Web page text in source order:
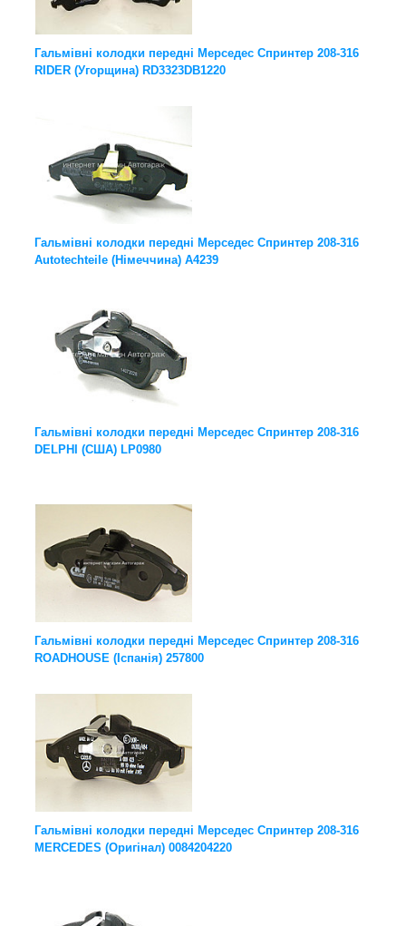
Гальмівні колодки передні Мерседес Спринтер 208-316
RIDER (Угорщина) RD3323DB1220
Гальмівні колодки передні Мерседес Спринтер 208-316
Autotechteile (Німеччина) A4239
Гальмівні колодки передні Мерседес Спринтер 208-316
DELPHI (США) LP0980
Гальмівні колодки передні Мерседес Спринтер 208-316
ROADHOUSE (Іспанія) 257800
Гальмівні колодки передні Мерседес Спринтер 208-316
MERCEDES (Оригінал) 0084204220